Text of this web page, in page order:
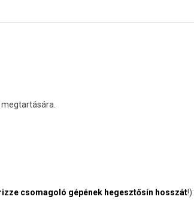
csomagoló gépének hegesztősín hosszát!):